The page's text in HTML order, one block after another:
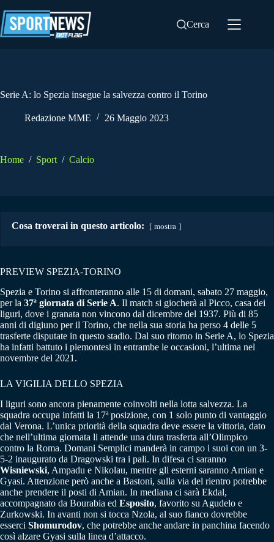
al
contenuto
Cerca
Serie A: lo Spezia insegue la salvezza contro il Torino
Redazione MME 26 Maggio 2023
Home / Sport / Calcio
Cosa troverai in questo articolo: mostra
PREVIEW SPEZIA-TORINO
Spezia e Torino si affronteranno alle 15 di domani, sabato 27 maggio,
per la 37ª giornata di Serie A. Il match si giocherà al Picco, casa dei
liguri, dove i granata non vincono dal dicembre del 1937. Più di 85
anni di digiuno per il Torino, che nella sua storia ha perso 4 delle 5
trasferte disputate in questo stadio. Dal suo ritorno in Serie A, lo Spezia
ha infatti battuto i piemontesi in entrambe le occasioni, l’ultima nel
novembre del 2021.
LA VIGILIA DELLO SPEZIA
I liguri sono ancora pienamente coinvolti nella lotta salvezza. La
squadra occupa infatti la 17ª posizione, con 1 solo punto di vantaggio
dal Verona. L’unica priorità della squadra deve essere la vittoria, dato
che nell’ultima giornata li attende una dura trasferta all’Olimpico
contro la Roma. Domani Semplici manderà in campo i suoi con un 3-
5-2 inaugurato da Dragowski tra i pali. In difesa ci saranno
Wisniewski, Ampadu e Nikolau, mentre gli esterni saranno Amian e
Gyasi. Attenzione però anche a Bastoni, sulla via del rientro potrebbe
anche prendere il posti di Amian. In mediana ci sarà Ekdal,
accompagnato da Bourabia ed Esposito, favorito su Agudelo e
Zurkowski. In avanti non si tocca Nzola, al suo fianco dovrebbe
esserci Shomurodov, che potrebbe anche andare in panchina facendo
così alzare Gyasi sulla linea d’attacco.